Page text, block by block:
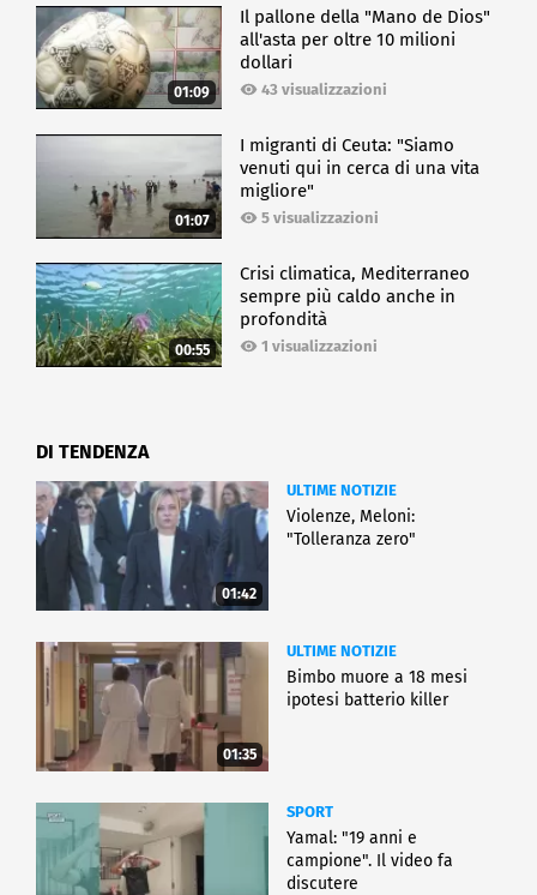
01:09
Il pallone della "Mano de Dios"
all'asta per oltre 10 milioni
dollari
43 visualizzazioni
01:07
I migranti di Ceuta: "Siamo
venuti qui in cerca di una vita
migliore"
5 visualizzazioni
00:55
Crisi climatica, Mediterraneo
sempre più caldo anche in
profondità
1 visualizzazioni
DI TENDENZA
01:42
ULTIME NOTIZIE
Violenze, Meloni:
"Tolleranza zero"
01:35
ULTIME NOTIZIE
Bimbo muore a 18 mesi
ipotesi batterio killer
SPORT
Yamal: "19 anni e
campione". Il video fa
discutere